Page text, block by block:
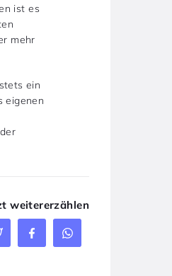
ist es
mehr
ein
eigenen
weitererzählen